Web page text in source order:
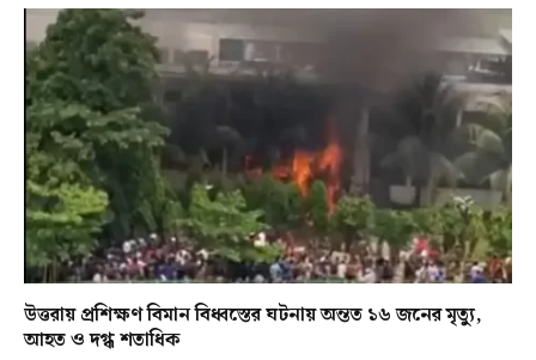
উত্তরায় প্রশিক্ষণ বিমান বিধ্বস্তের ঘটনায় অন্তত ১৬ জনের মৃত্যু,
আহত ও দগ্ধ শতাধিক